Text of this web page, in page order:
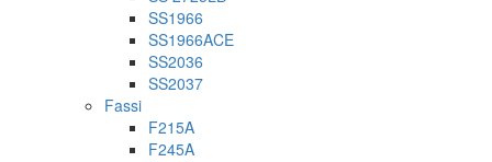
SS1966
SS1966ACE
SS2036
SS2037
Fassi
F215A
F245A